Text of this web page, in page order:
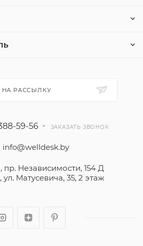
НА РАССЫЛКУ
59-56 ЗАКАЗАТЬ ЗВОНОК
info@welldesk.by
пр. Независимости, 154 Д
ул. Матусевича, 35, 2 этаж